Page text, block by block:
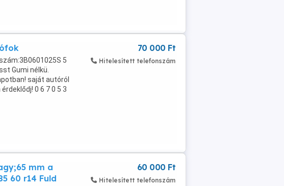
5
Gumi nélkü.
saját autóról
0 6 7 0 5 3
70 000 Ft
Hitelesített telefonszám
mm a
60 r14 Fuld
60 000 Ft
Hitelesített telefonszám